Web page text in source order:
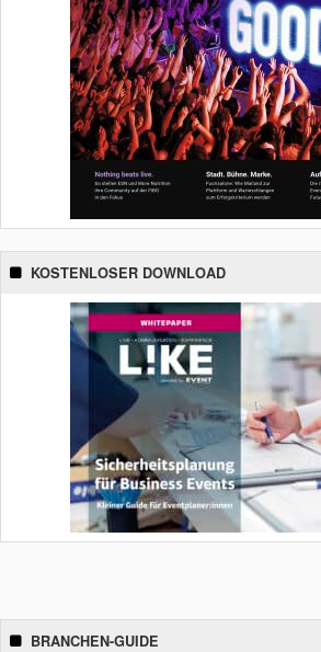
KOSTENLOSER DOWNLOAD
BRANCHEN-GUIDE